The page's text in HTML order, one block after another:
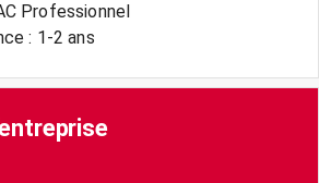
Professionnel
: 1-2 ans